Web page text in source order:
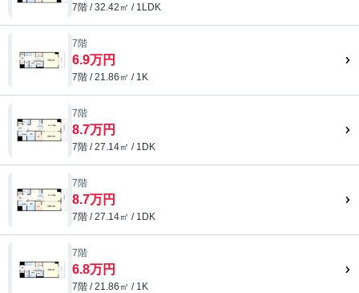
7階 / 32.42㎡ / 1LDK
7階
6.9万円
7階 / 21.86㎡ / 1K
7階
8.7万円
7階 / 27.14㎡ / 1DK
7階
8.7万円
7階 / 27.14㎡ / 1DK
7階
6.8万円
7階 / 21.86㎡ / 1K